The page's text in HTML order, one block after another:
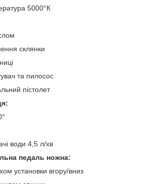
5000°К
склянки
та пилосос
пістолет
води 4,5 л/хв
педаль ножна:
установки вгору/вниз